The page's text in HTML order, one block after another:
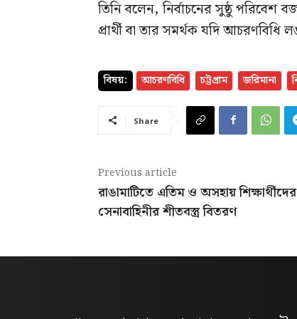
তিনি বলেন, নির্বাচনের সুষ্ঠু পরিবেশ
প্রার্থী বা তার সমর্থক যদি
বিষয়: আচরণবিধি চট্টগ্রাম জরিমানা
Share
Previous article
রাঙামাটিতে এতিম ও অসহায়
সেনাবাহিনীর শীতবস্ত্র বিতরণ